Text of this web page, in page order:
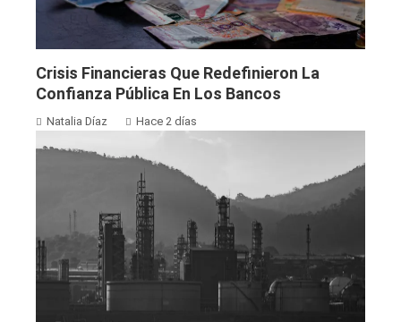
Crisis Financieras Que Redefinieron La
Confianza Pública En Los Bancos
Natalia Díaz Hace 2 días